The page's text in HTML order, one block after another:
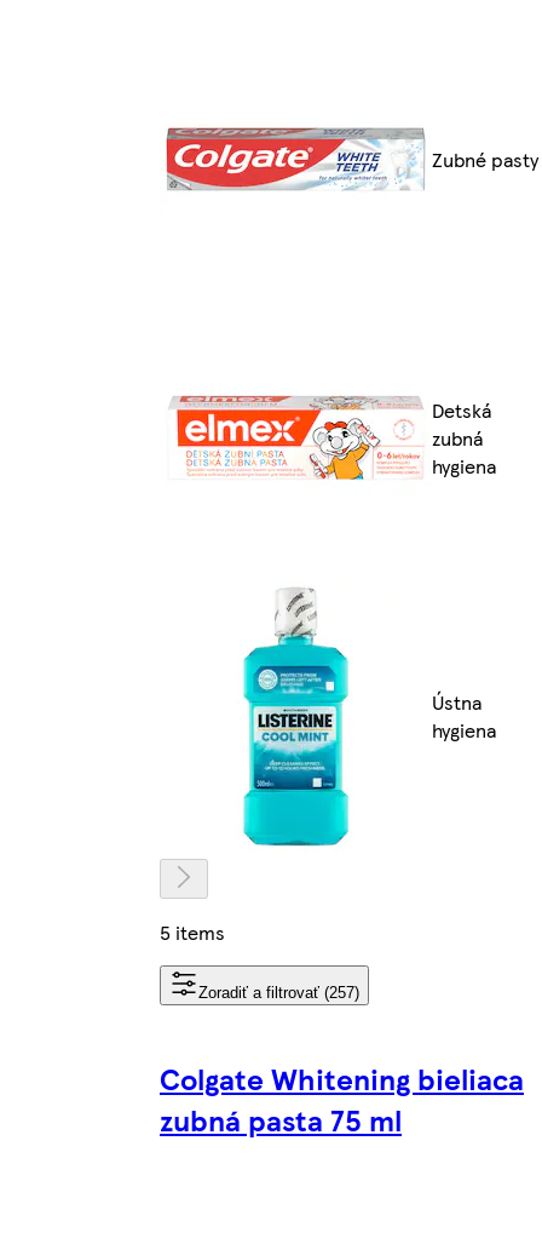
Zubné pasty
Detská
zubná
hygiena
Ústna
hygiena
5 items
Zoradiť a filtrovať (257)
Colgate Whitening bieliaca
zubná pasta 75 ml